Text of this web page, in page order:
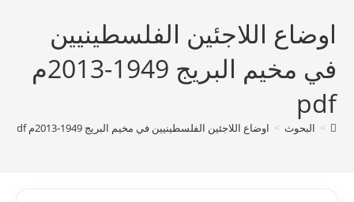
اوضاع اللاجئين الفلسطينيين
في مخيم البريج 1949-2013م
pdf
> البحوث > اوضاع اللاجئين الفلسطينيين في مخيم البريج 1949-2013م pdf